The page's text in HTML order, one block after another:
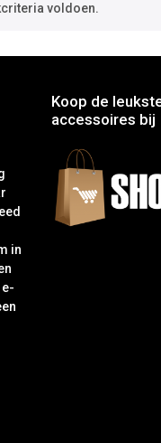
voldoen.
in
Koop de
accessoires bij